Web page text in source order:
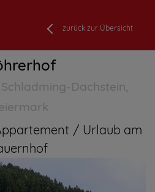
zurück zur Übersicht
Dachstein,
Urlaub am